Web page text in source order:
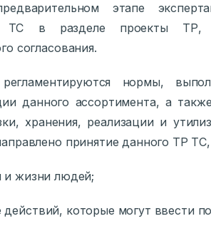
этапе
ТС в разделе проекты ТР,
согласования.
нормы,
данного ассортимента, а
хранения, реализации и
принятие данного ТР ТС,
жизни людей;
которые могут ввести